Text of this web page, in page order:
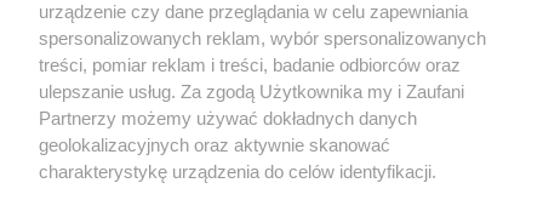
może być ścigane prawnie.
O nas
urządzenie czy dane przeglądania w celu zapewniania
spersonalizowanych reklam, wybór spersonalizowanych
treści, pomiar reklam i treści, badanie odbiorców oraz
ulepszanie usług. Za zgodą Użytkownika my i Zaufani
Partnerzy możemy używać dokładnych danych
geolokalizacyjnych oraz aktywnie skanować
charakterystykę urządzenia do celów identyfikacji.